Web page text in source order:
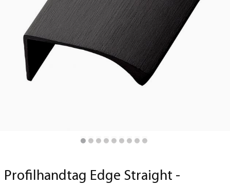
Profilhandtag Edge Straight -